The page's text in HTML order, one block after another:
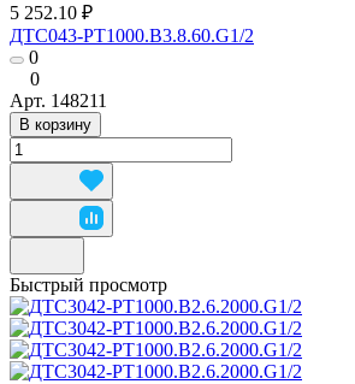
5 252.10 ₽
ДТС043-РТ1000.В3.8.60.G1/2
0
0
Арт. 148211
В корзину
Быстрый просмотр